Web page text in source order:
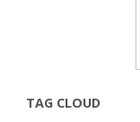
TAG CLOUD